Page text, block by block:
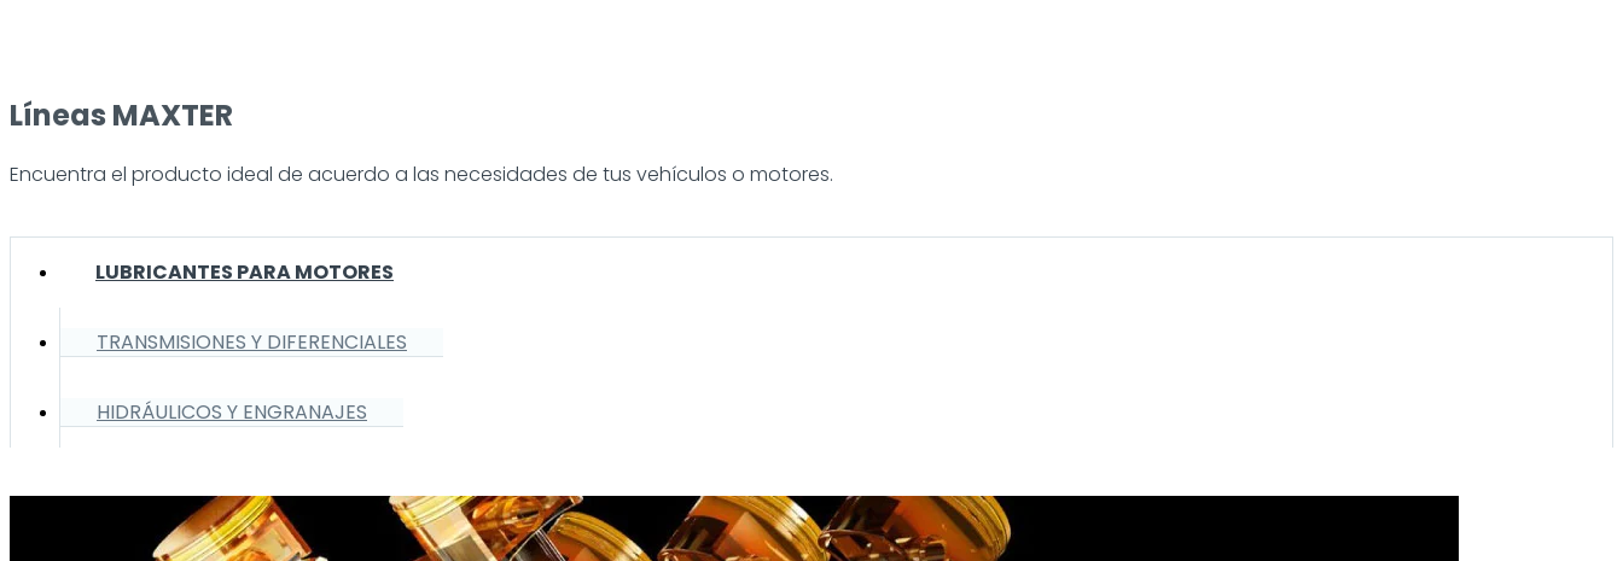
Líneas MAXTER
Encuentra el producto ideal de acuerdo a las necesidades de tus vehículos o motores.
LUBRICANTES PARA MOTORES
TRANSMISIONES Y DIFERENCIALES
HIDRÁULICOS Y ENGRANAJES